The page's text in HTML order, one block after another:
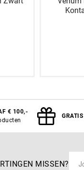
€ 100,-
MISSEN?